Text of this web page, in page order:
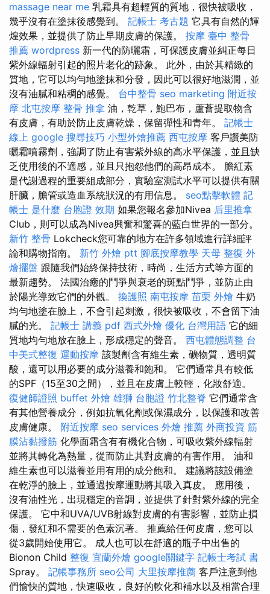
massage near me 乳霜具有超輕質的質地，很快被吸收，
幾乎沒有在塗抹後感覺到。 記帳士 考古題 它具有自然的輝
煌效果，並提供了防止早期皮膚的保護。 按摩 臺中 整骨
推薦 wordpress 新一代的防曬霜，可保護皮膚並糾正每日
紫外線輻射引起的照片老化的跡象。 此外，由於其精緻的
質地，它可以均勻地塗抹和分發，因此可以很好地滋潤，並
沒有油膩和粘稠的感覺。 台中整骨 seo marketing 附近按
摩 北屯按摩 整骨 推拿 油，乾草，鮑巴布，蘆薈提取物含
有皮膚，有助於防止皮膚乾燥，保留彈性和青年。 記帳士
線上 google 搜尋技巧 小型外燴推薦 西屯按摩 客戶讚美防
曬霜噴霧劑，強調了防止有害紫外線的高水平保護，並且缺
乏使用後的不適感，並且只抱怨他們的高昂成本。 膽紅素
是代謝過程的重要組成部分，實驗室測試水平可以提供有關
肝臟，膽管或造血系統狀況的有用信息。 seo點擊軟體 記
帳士 是什麼 台胞證 效期 如果您報名參加Nivea 后里推拿
Club，則可以成為Nivea興奮和驚喜的藍白世界的一部分。
新竹 整骨 Lokcheck您可靠的地方在許多領域進行詳細評
論和購物指南。 新竹 外燴 ptt 腳底按摩教學 天母 整復 外
燴擺盤 跟隨我們始終保持技術，時尚，生活方式等方面的
最新趨勢。 法國治癒的鬥爭與衰老的斑點鬥爭，並防止由
於陽光導致它們的外觀。 換護照 南屯按摩 苗栗 外燴 牛奶
均勻地塗在臉上，不會引起刺激，很快被吸收，不會留下油
膩的光。 記帳士 講義 pdf 西式外燴 優化 台灣用語 它的細
質地均勻地放在臉上，形成穩定的聲音。 西屯體態調整 台
中美式整復 運動按摩 該製劑含有維生素，礦物質，透明質
酸，還可以用必要的成分滋養和飽和。 它們通常具有較低
的SPF（15至30之間），並且在皮膚上較輕，化妝舒適。
復健師證照 buffet 外燴 雄獅 台胞證 竹北整脊 它們通常含
有其他營養成分，例如抗氧化劑或保濕成分，以保護和改善
皮膚健康。 附近按摩 seo services 外燴 推薦 外商投資 筋
膜沾黏撥筋 化學面霜含有有機化合物，可吸收紫外線輻射
並將其轉化為熱量，從而防止其對皮膚的有害作用。 油和
維生素也可以滋養並用有用的成分飽和。 建議將該設備塗
在乾淨的臉上，並通過按摩運動將其吸入真皮。 應用後，
沒有油性光，出現穩定的音調，並提供了針對紫外線的完全
保護。 它中和UVA/UVB射線對皮膚的有害影響，並防止損
傷，發紅和不需要的色素沉著。 推薦給任何皮膚，您可以
從3歲開始使用它。 成人也可以在舒適的瓶子中出售的
Bionon Child 整復 宜蘭外燴 google關鍵字 記帳士考試 書
Spray。 記帳事務所 seo公司 大里按摩推薦 客戶注意到他
們愉快的質地，快速吸收，良好的軟化和補水以及相當合理